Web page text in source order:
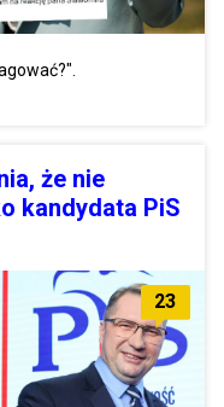
że nie
kandydata PiS
23